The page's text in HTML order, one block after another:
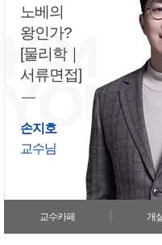
노베의
왕인가?
[물리학｜
서류면접]
손지호
교수님
교수카페 개